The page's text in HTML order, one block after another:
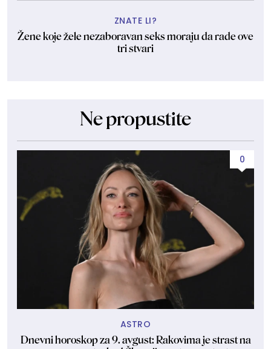
ZNATE LI?
Žene koje žele nezaboravan seks moraju da rade ove
tri stvari
Ne propustite
0
ASTRO
Dnevni horoskop za 9. avgust: Rakovima je strast na